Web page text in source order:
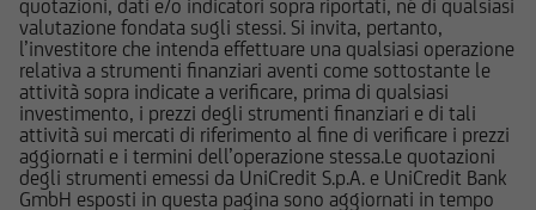
quotazioni, dati e/o indicatori sopra riportati, né di qualsiasi
valutazione fondata sugli stessi. Si invita, pertanto,
l’investitore che intenda effettuare una qualsiasi operazione
relativa a strumenti finanziari aventi come sottostante le
attività sopra indicate a verificare, prima di qualsiasi
investimento, i prezzi degli strumenti finanziari e di tali
attività sui mercati di riferimento al fine di verificare i prezzi
aggiornati e i termini dell’operazione stessa.Le quotazioni
degli strumenti emessi da UniCredit S.p.A. e UniCredit Bank
GmbH esposti in questa pagina sono aggiornati in tempo
necessariamente integrate con quelle contenute
nei suddetti documenti. UniCredit Bank GmbH -
Succursale di Milano non è in nessun caso
responsabile delle decisioni di investimento
prese autonomamente dall'utente sulla base
delle informazioni e documenti pubblicati sul
Sito.